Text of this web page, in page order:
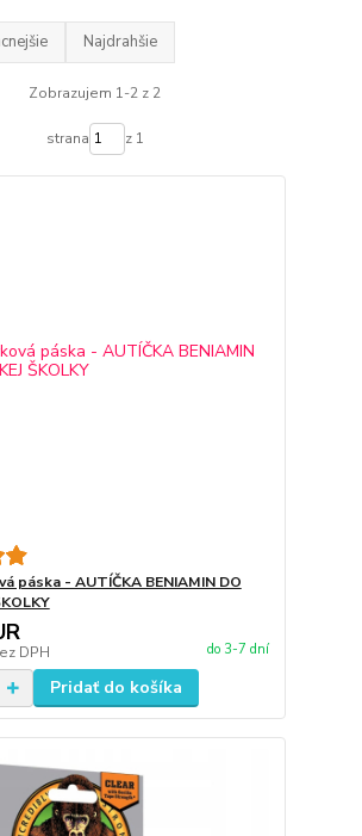
Najdrahšie
Zobrazujem 1-2 z 2
strana z 1
páska - AUTÍČKA BENIAMIN DO
DPH do 3-7 dní
Pridať do košíka